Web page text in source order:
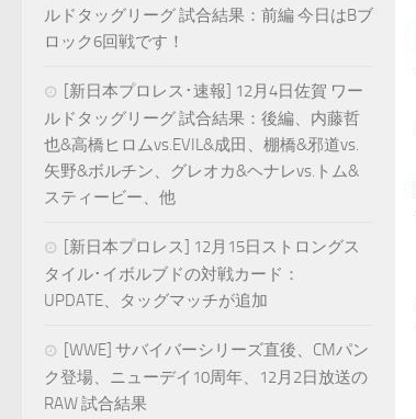
ルドタッグリーグ 試合結果：前編 今日はBブ
ロック6回戦です！
[新日本プロレス･速報] 12月4日佐賀 ワー
ルドタッグリーグ 試合結果：後編、内藤哲
也&高橋ヒロムvs.EVIL&成田、棚橋&邪道vs.
矢野&ボルチン、グレオカ&ヘナレvs.トム&
スティービー、他
[新日本プロレス] 12月15日ストロングス
タイル･イボルブドの対戦カード：
UPDATE、タッグマッチが追加
[WWE] サバイバーシリーズ直後、CMパン
ク登場、ニューデイ10周年、12月2日放送の
RAW 試合結果